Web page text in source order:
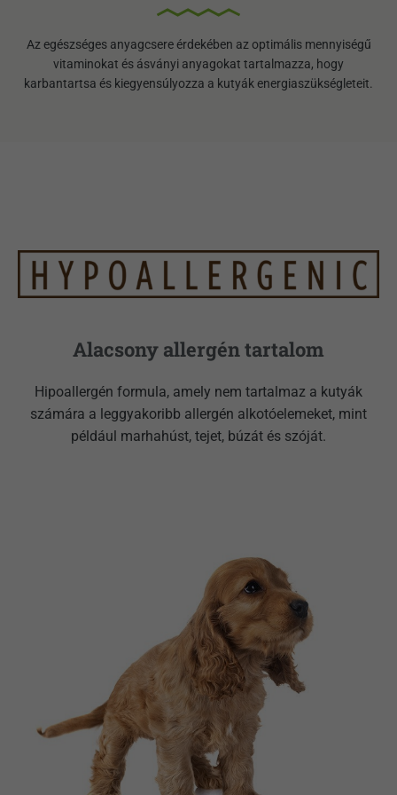
Az egészséges anyagcsere érdekében az optimális mennyiségű
vitaminokat és ásványi anyagokat tartalmazza, hogy
karbantartsa és kiegyensúlyozza a kutyák energiaszükségleteit.
Alacsony allergén tartalom
Hipoallergén formula, amely nem tartalmaz a kutyák
számára a leggyakoribb allergén alkotóelemeket, mint
például marhahúst, tejet, búzát és szóját.